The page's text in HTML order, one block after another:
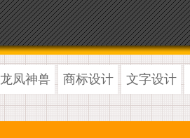
龙凤神兽 商标设计 文字设计